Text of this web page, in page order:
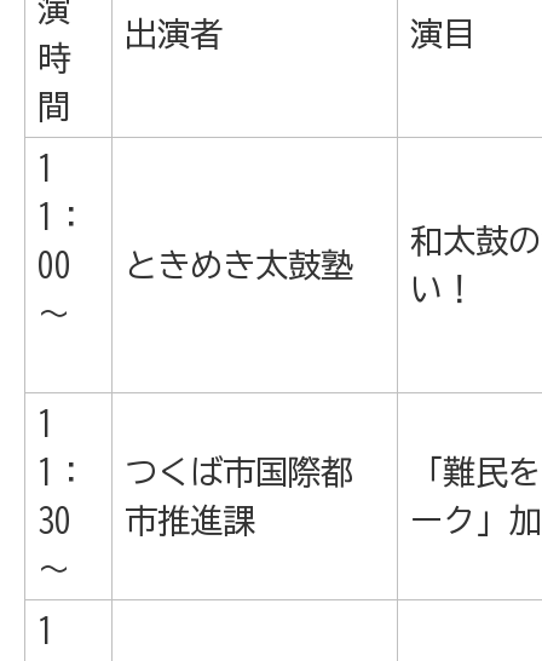
演
時
間
出演者 演目
1
1：
00
～
ときめき太鼓塾
和太鼓
い！
1
1：
30
～
つくば市国際都
市推進課
「難民
ーク」
1